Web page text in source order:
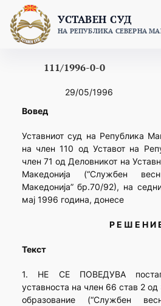
content
УСТАВЕН СУД
НА РЕПУБЛИКА СЕВЕРНА
111/1996-0-0
29/05/1996
Вовед
Уставниот суд на Република
на член 110 од Уставот на
член 71 од Деловникот на
Македонија (“Службен
Македонија” бр.70/92), на
мај 1996 година, донесе
Р Е Ш Е Н И
Текст
1. НЕ СЕ ПОВЕДУВА
уставноста на член 66 став 2 од
образование (“Службен